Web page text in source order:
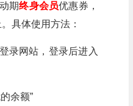
期终身会员优惠券，
具体使用方法：
录网站，登录后进入
余额”